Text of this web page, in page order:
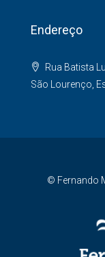
Endereço
Rua Batista
São Lourenço,
© Fernando